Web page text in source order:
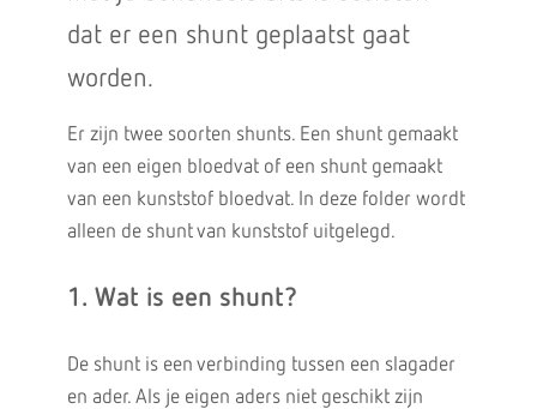
dat er een shunt geplaatst gaat
worden.
Er zijn twee soorten shunts. Een shunt gemaakt
van een eigen bloedvat of een shunt gemaakt
van een kunststof bloedvat. In deze folder wordt
alleen de shunt van kunststof uitgelegd.
1. Wat is een shunt?
De shunt is een verbinding tussen een slagader
en ader. Als je eigen aders niet geschikt zijn